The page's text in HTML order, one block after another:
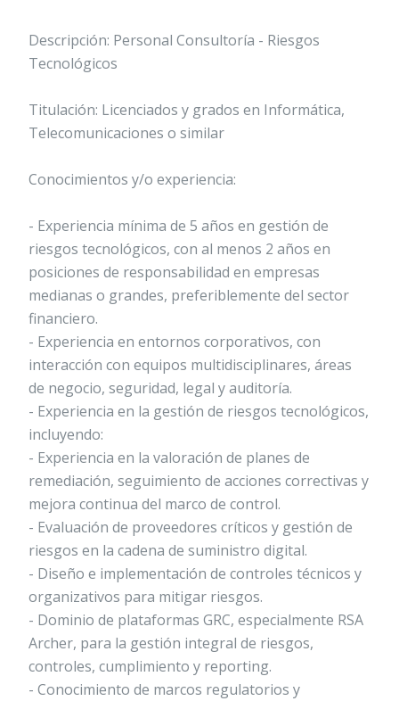
Descripción: Personal Consultoría - Riesgos
Tecnológicos
Titulación: Licenciados y grados en Informática,
Telecomunicaciones o similar
Conocimientos y/o experiencia:
- Experiencia mínima de 5 años en gestión de
riesgos tecnológicos, con al menos 2 años en
posiciones de responsabilidad en empresas
medianas o grandes, preferiblemente del sector
financiero.
- Experiencia en entornos corporativos, con
interacción con equipos multidisciplinares, áreas
de negocio, seguridad, legal y auditoría.
- Experiencia en la gestión de riesgos tecnológicos,
incluyendo:
- Experiencia en la valoración de planes de
remediación, seguimiento de acciones correctivas y
mejora continua del marco de control.
- Evaluación de proveedores críticos y gestión de
riesgos en la cadena de suministro digital.
- Diseño e implementación de controles técnicos y
organizativos para mitigar riesgos.
- Dominio de plataformas GRC, especialmente RSA
Archer, para la gestión integral de riesgos,
controles, cumplimiento y reporting.
- Conocimiento de marcos regulatorios y